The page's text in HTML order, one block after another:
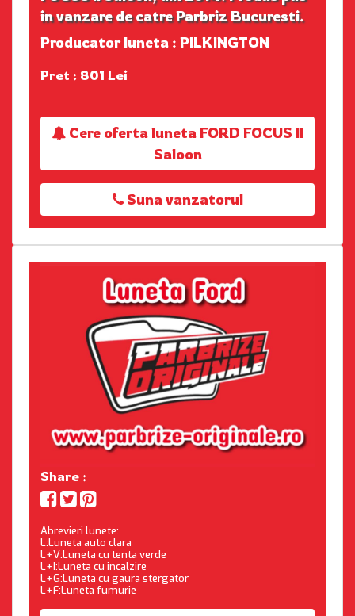
in vanzare de catre Parbriz Bucuresti.
Producator luneta : PILKINGTON
Pret : 801 Lei
Cere oferta luneta FORD FOCUS II
Saloon
Suna vanzatorul
Share :
Abrevieri lunete:
L:Luneta auto clara
L+V:Luneta cu tenta verde
L+I:Luneta cu incalzire
L+G:Luneta cu gaura stergator
L+F:Luneta fumurie